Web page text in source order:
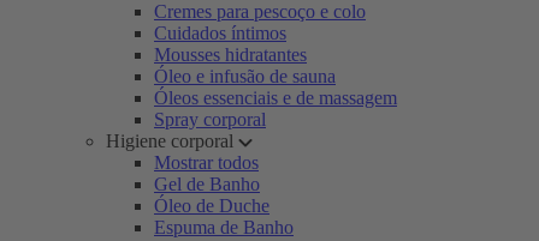
Cremes para pescoço e colo
Cuidados íntimos
Mousses hidratantes
Óleo e infusão de sauna
Óleos essenciais e de massagem
Spray corporal
Higiene corporal
Mostrar todos
Gel de Banho
Óleo de Duche
Espuma de Banho